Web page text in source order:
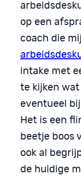
op een
coach die
intake met
te kijken
eventueel
Het is een
beetje boos
ook al
de huidige